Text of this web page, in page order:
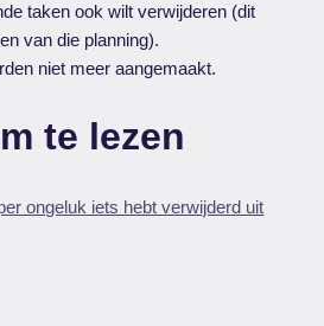
taken ook wilt verwijderen (dit
van die planning).
niet meer aangemaakt.
te lezen
ongeluk iets hebt verwijderd uit